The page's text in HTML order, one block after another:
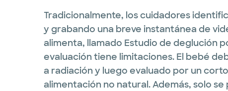
Tradicionalmente, los cuidadores
y grabando una breve instantánea de
alimenta, llamado Estudio de deglución
evaluación tiene limitaciones. El bebé
a radiación y luego evaluado por un
alimentación no natural. Además, solo